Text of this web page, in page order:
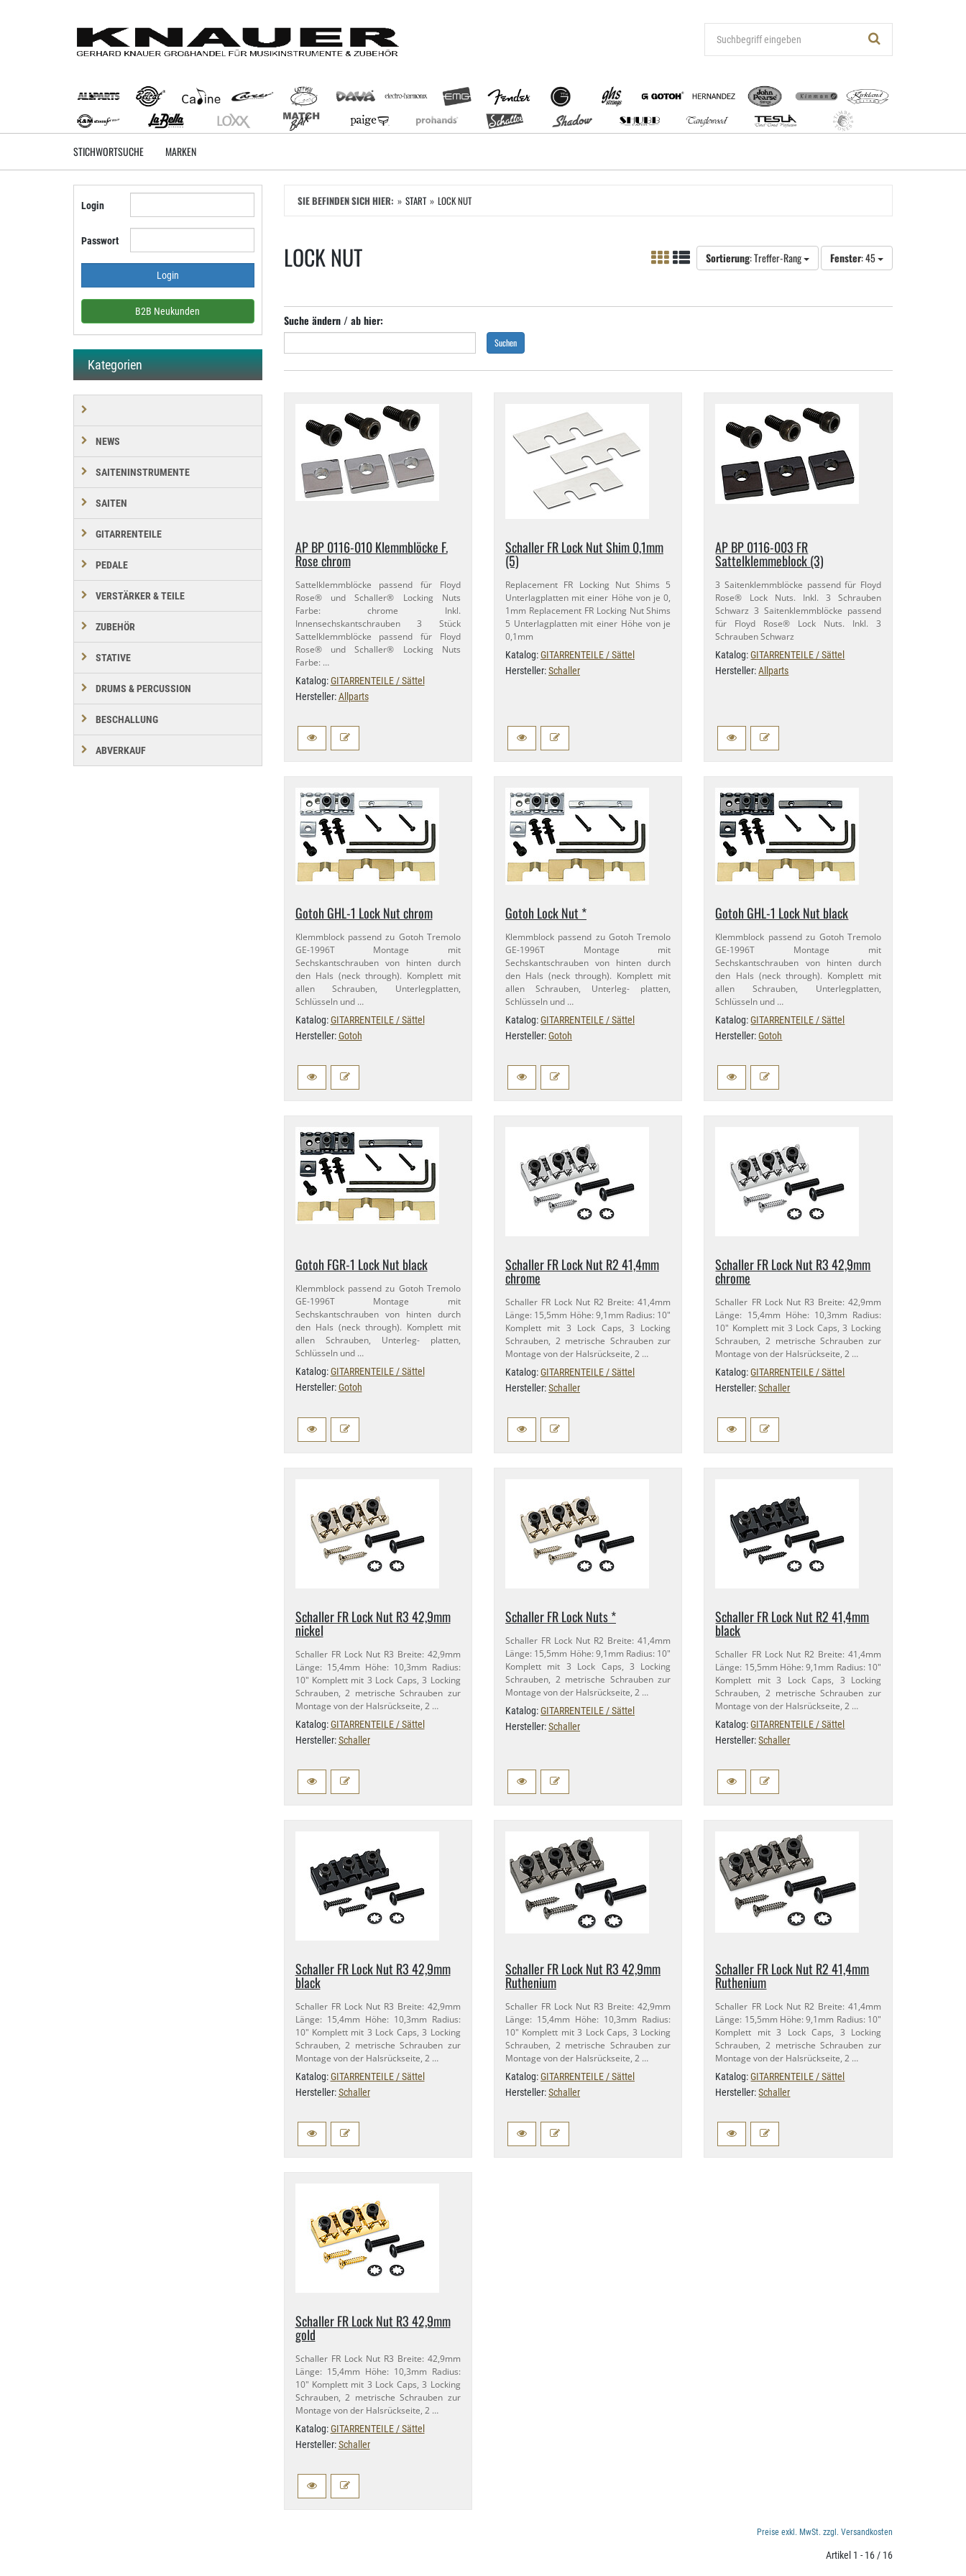
STICHWORTSUCHE MARKEN
SIE BEFINDEN SICH HIER: START LOCK NUT
LOCK NUT Sortierung: Treffer-Rang Fenster: 45
Suche ändern / ab hier:
Suchen
AP BP 0116-​010 Klemmblöcke F.​
Rose chrom
Sattelklemmblöcke passend für Floyd
Rose® und Schaller® Locking Nuts
Farbe: chrome Inkl.
Innensechskantschrauben 3 Stück
Sattelklemmblöcke passend für Floyd
Rose® und Schaller® Locking Nuts
Farbe: …
Katalog:GITARRENTEILE / Sättel
Hersteller:Allparts
Schaller FR Lock Nut Shim 0,​1mm
(5)
Replacement FR Locking Nut Shims 5
Unterlagplatten mit einer Höhe von je 0,​
1mm Replacement FR Locking Nut Shims
5 Unterlagplatten mit einer Höhe von je
0,​1mm
Katalog:GITARRENTEILE / Sättel
Hersteller:Schaller
AP BP 0116-​003 FR
Sattelklemmeblock (3)
3 Saitenklemmblöcke passend für Floyd
Rose® Lock Nuts. Inkl. 3 Schrauben
Schwarz 3 Saitenklemmblöcke passend
für Floyd Rose® Lock Nuts. Inkl. 3
Schrauben Schwarz
Katalog:GITARRENTEILE / Sättel
Hersteller:Allparts
Gotoh GHL-​1 Lock Nut chrom
Klemmblock passend zu Gotoh Tremolo
GE-​1996T Montage mit
Sechskantschrauben von hinten durch
den Hals (neck through). Komplett mit
allen Schrauben, Unterlegplatten,
Schlüsseln und …
Katalog:GITARRENTEILE / Sättel
Hersteller:Gotoh
Gotoh Lock Nut *
Klemmblock passend zu Gotoh Tremolo
GE-​1996T Montage mit
Sechskantschrauben von hinten durch
den Hals (neck through). Komplett mit
allen Schrauben, Unterleg- platten,
Schlüsseln und …
Katalog:GITARRENTEILE / Sättel
Hersteller:Gotoh
Gotoh GHL-​1 Lock Nut black
Klemmblock passend zu Gotoh Tremolo
GE-​1996T Montage mit
Sechskantschrauben von hinten durch
den Hals (neck through). Komplett mit
allen Schrauben, Unterlegplatten,
Schlüsseln und …
Katalog:GITARRENTEILE / Sättel
Hersteller:Gotoh
Gotoh FGR-​1 Lock Nut black
Klemmblock passend zu Gotoh Tremolo
GE-​1996T Montage mit
Sechskantschrauben von hinten durch
den Hals (neck through). Komplett mit
allen Schrauben, Unterleg- platten,
Schlüsseln und …
Katalog:GITARRENTEILE / Sättel
Hersteller:Gotoh
Schaller FR Lock Nut R2 41,​4mm
chrome
Schaller FR Lock Nut R2 Breite: 41,​4mm
Länge: 15,​5mm Höhe: 9,​1mm Radius: 10"
Komplett mit 3 Lock Caps, 3 Locking
Schrauben, 2 metrische Schrauben zur
Montage von der Halsrückseite, 2 …
Katalog:GITARRENTEILE / Sättel
Hersteller:Schaller
Schaller FR Lock Nut R3 42,​9mm
chrome
Schaller FR Lock Nut R3 Breite: 42,​9mm
Länge: 15,​4mm Höhe: 10,​3mm Radius:
10" Komplett mit 3 Lock Caps, 3 Locking
Schrauben, 2 metrische Schrauben zur
Montage von der Halsrückseite, 2 …
Katalog:GITARRENTEILE / Sättel
Hersteller:Schaller
Schaller FR Lock Nut R3 42,​9mm
nickel
Schaller FR Lock Nut R3 Breite: 42,​9mm
Länge: 15,​4mm Höhe: 10,​3mm Radius:
10" Komplett mit 3 Lock Caps, 3 Locking
Schrauben, 2 metrische Schrauben zur
Montage von der Halsrückseite, 2 …
Katalog:GITARRENTEILE / Sättel
Hersteller:Schaller
Schaller FR Lock Nuts *
Schaller FR Lock Nut R2 Breite: 41,​4mm
Länge: 15,​5mm Höhe: 9,​1mm Radius: 10"
Komplett mit 3 Lock Caps, 3 Locking
Schrauben, 2 metrische Schrauben zur
Montage von der Halsrückseite, 2 …
Katalog:GITARRENTEILE / Sättel
Hersteller:Schaller
Schaller FR Lock Nut R2 41,​4mm
black
Schaller FR Lock Nut R2 Breite: 41,​4mm
Länge: 15,​5mm Höhe: 9,​1mm Radius: 10"
Komplett mit 3 Lock Caps, 3 Locking
Schrauben, 2 metrische Schrauben zur
Montage von der Halsrückseite, 2 …
Katalog:GITARRENTEILE / Sättel
Hersteller:Schaller
Schaller FR Lock Nut R3 42,​9mm
black
Schaller FR Lock Nut R3 Breite: 42,​9mm
Länge: 15,​4mm Höhe: 10,​3mm Radius:
10" Komplett mit 3 Lock Caps, 3 Locking
Schrauben, 2 metrische Schrauben zur
Montage von der Halsrückseite, 2 …
Katalog:GITARRENTEILE / Sättel
Hersteller:Schaller
Schaller FR Lock Nut R3 42,​9mm
Ruthenium
Schaller FR Lock Nut R3 Breite: 42,​9mm
Länge: 15,​4mm Höhe: 10,​3mm Radius:
10" Komplett mit 3 Lock Caps, 3 Locking
Schrauben, 2 metrische Schrauben zur
Montage von der Halsrückseite, 2 …
Katalog:GITARRENTEILE / Sättel
Hersteller:Schaller
Schaller FR Lock Nut R2 41,​4mm
Ruthenium
Schaller FR Lock Nut R2 Breite: 41,​4mm
Länge: 15,​5mm Höhe: 9,​1mm Radius: 10"
Komplett mit 3 Lock Caps, 3 Locking
Schrauben, 2 metrische Schrauben zur
Montage von der Halsrückseite, 2 …
Katalog:GITARRENTEILE / Sättel
Hersteller:Schaller
Schaller FR Lock Nut R3 42,​9mm
gold
Schaller FR Lock Nut R3 Breite: 42,​9mm
Länge: 15,​4mm Höhe: 10,​3mm Radius:
10" Komplett mit 3 Lock Caps, 3 Locking
Schrauben, 2 metrische Schrauben zur
Montage von der Halsrückseite, 2 …
Katalog:GITARRENTEILE / Sättel
Hersteller:Schaller
Preise exkl. MwSt. zzgl. Versandkosten
Artikel 1 - 16 / 16
Login
Passwort
B2B Neukunden
Kategorien
NEWS
SAITENINSTRUMENTE
SAITEN
GITARRENTEILE
PEDALE
VERSTÄRKER & TEILE
ZUBEHÖR
STATIVE
DRUMS & PERCUSSION
BESCHALLUNG
ABVERKAUF